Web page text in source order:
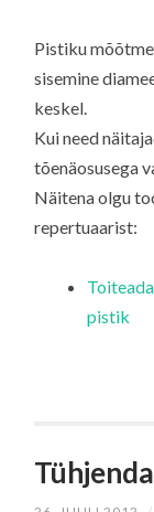
Pistiku
sisemine
keskel.
Kui need
tõenäosusega
Näitena olgu
repertuaarist:
pistik